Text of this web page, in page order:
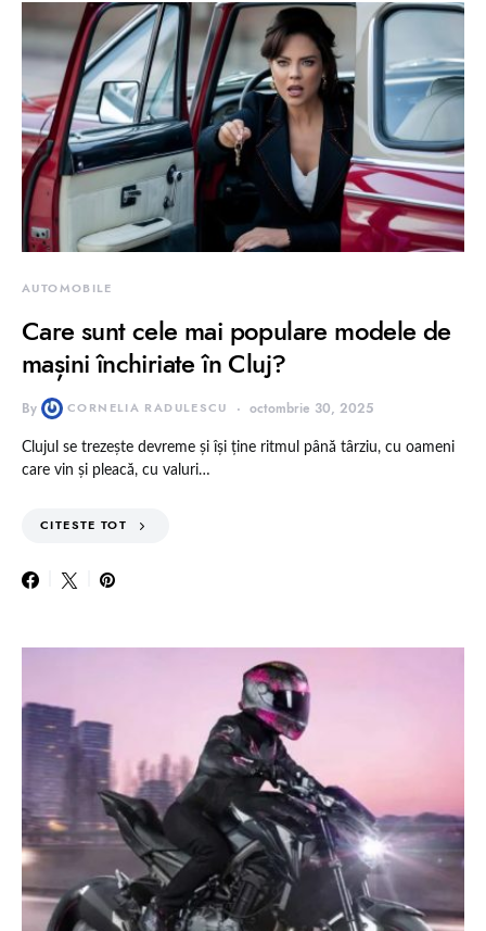
AUTOMOBILE
Care sunt cele mai populare modele de
mașini închiriate în Cluj?
By CORNELIA RADULESCU octombrie 30, 2025
Clujul se trezește devreme și își ține ritmul până târziu, cu oameni
care vin și pleacă, cu valuri…
CITESTE TOT